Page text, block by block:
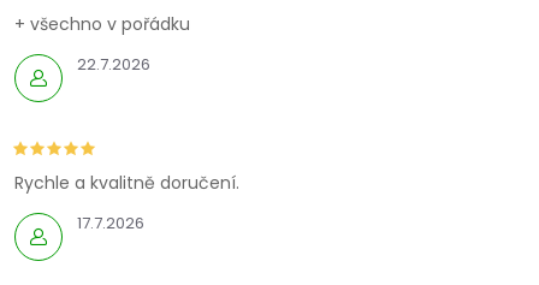
í
p
r
v
k
22.7.2026
+ všechno v pořádku
17.7.2026
Rychle a kvalitně doručení.